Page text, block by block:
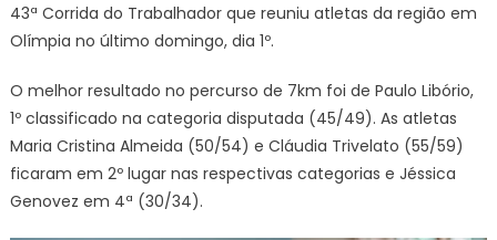
43ª Corrida do Trabalhador que reuniu atletas da região em
Olímpia no último domingo, dia 1º.
O melhor resultado no percurso de 7km foi de Paulo Libório,
1º classificado na categoria disputada (45/49). As atletas
Maria Cristina Almeida (50/54) e Cláudia Trivelato (55/59)
ficaram em 2º lugar nas respectivas categorias e Jéssica
Genovez em 4ª (30/34).